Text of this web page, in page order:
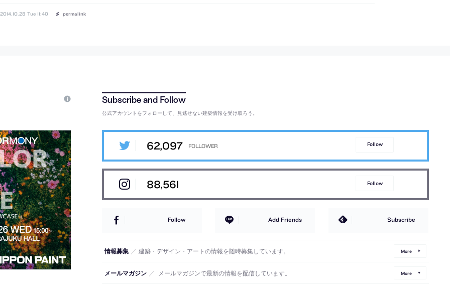
2014.10.28 Tue 11:40 permalink
公式アカウントをフォローして、見逃せない建築情報を受け取ろう。
62,097 Follow
88,561 Follow
Follow Add Friends Subscribe
情報募集 ／ 建築・デザイン・アートの情報を随時募集しています。 More
メールマガジン ／ メールマガジンで最新の情報を配信しています。 More